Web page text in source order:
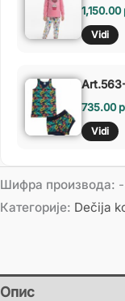
1,150.00
Vidi
735.00
Vidi
Шифра производа: -
Категорије: Dečija
Опис